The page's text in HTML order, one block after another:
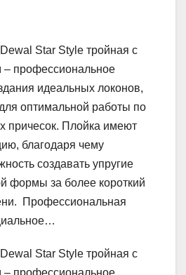
Star Style тройная с
– профессиональное
идеальных локонов,
оптимальной работы по
причесок. Плойка имеют
благодаря чему
создавать упругие
формы за более короткий
Профессиональная
Star Style тройная с
– профессиональное